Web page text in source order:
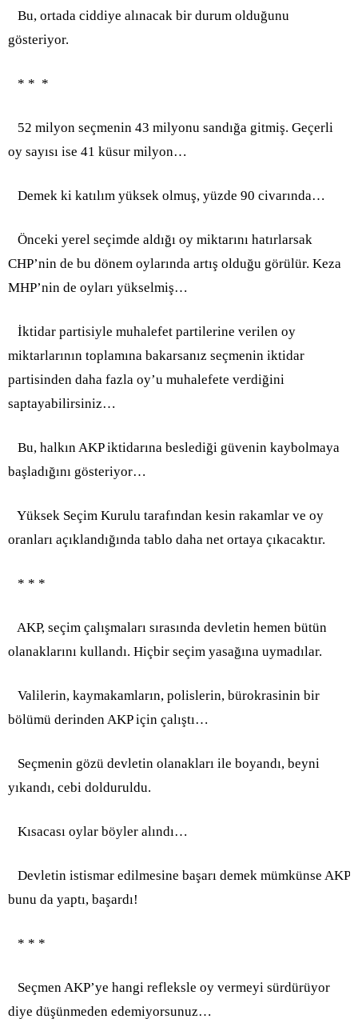
Bu, ortada ciddiye alınacak bir durum olduğunu
gösteriyor.
* * *
52 milyon seçmenin 43 milyonu sandığa gitmiş. Geçerli
oy sayısı ise 41 küsur milyon…
Demek ki katılım yüksek olmuş, yüzde 90 civarında…
Önceki yerel seçimde aldığı oy miktarını hatırlarsak
CHP’nin de bu dönem oylarında artış olduğu görülür. Keza
MHP’nin de oyları yükselmiş…
İktidar partisiyle muhalefet partilerine verilen oy
miktarlarının toplamına bakarsanız seçmenin iktidar
partisinden daha fazla oy’u muhalefete verdiğini
saptayabilirsiniz…
Bu, halkın AKP iktidarına beslediği güvenin kaybolmaya
başladığını gösteriyor…
Yüksek Seçim Kurulu tarafından kesin rakamlar ve oy
oranları açıklandığında tablo daha net ortaya çıkacaktır.
* * *
AKP, seçim çalışmaları sırasında devletin hemen bütün
olanaklarını kullandı. Hiçbir seçim yasağına uymadılar.
Valilerin, kaymakamların, polislerin, bürokrasinin bir
bölümü derinden AKP için çalıştı…
Seçmenin gözü devletin olanakları ile boyandı, beyni
yıkandı, cebi dolduruldu.
Kısacası oylar böyler alındı…
Devletin istismar edilmesine başarı demek mümkünse AKP
bunu da yaptı, başardı!
* * *
Seçmen AKP’ye hangi refleksle oy vermeyi sürdürüyor
diye düşünmeden edemiyorsunuz…